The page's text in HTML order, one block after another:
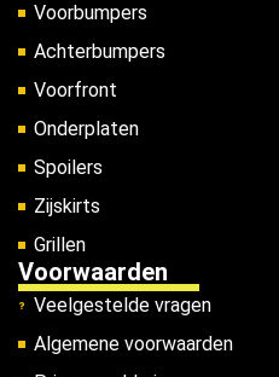
Voorbumpers
Achterbumpers
Voorfront
Onderplaten
Spoilers
Zijskirts
Grillen
Voorwaarden
Veelgestelde vragen
Algemene voorwaarden